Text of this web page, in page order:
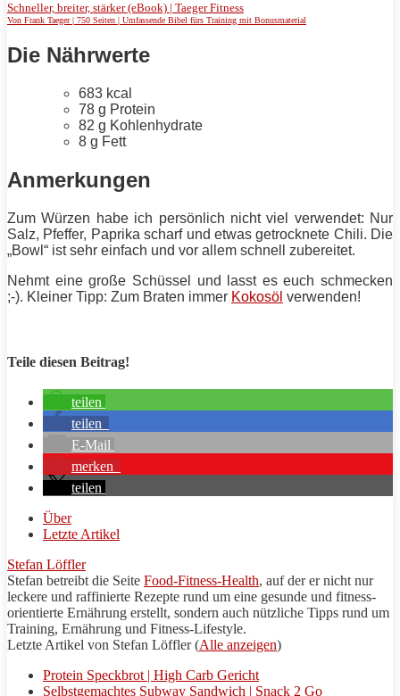
Schneller, breiter, stärker (eBook) | Taeger Fitness
Von Frank Taeger | 750 Seiten | Umfassende Bibel fürs Training mit Bonusmaterial
Die Nährwerte
683 kcal
78 g Protein
82 g Kohlenhydrate
8 g Fett
Anmerkungen
Zum Würzen habe ich persönlich nicht viel verwendet: Nur
Salz, Pfeffer, Paprika scharf und etwas getrocknete Chili. Die
„Bowl“ ist sehr einfach und vor allem schnell zubereitet.
Nehmt eine große Schüssel und lasst es euch schmecken
;-). Kleiner Tipp: Zum Braten immer Kokosöl verwenden!
Teile diesen Beitrag!
teilen
teilen
E-Mail
merken
teilen
Über
Letzte Artikel
Stefan Löffler
Stefan betreibt die Seite Food-Fitness-Health, auf der er nicht nur
leckere und raffinierte Rezepte rund um eine gesunde und fitness-
orientierte Ernährung erstellt, sondern auch nützliche Tipps rund um
Training, Ernährung und Fitness-Lifestyle.
Letzte Artikel von Stefan Löffler(Alle anzeigen)
Protein Speckbrot | High Carb Gericht
Selbstgemachtes Subway Sandwich | Snack 2 Go